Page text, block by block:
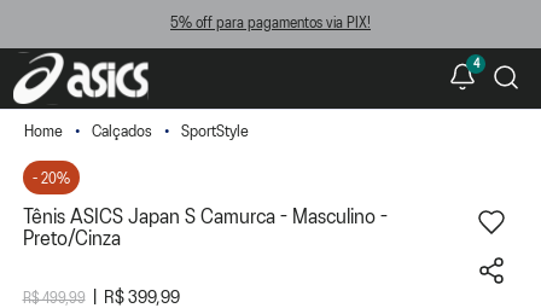
5% off para pagamentos via PIX!
4
Calçados SportStyle
- 20%
Tênis ASICS Japan S Camurca - Masculino -
Preto/Cinza
R$ 499,99 R$ 399,99